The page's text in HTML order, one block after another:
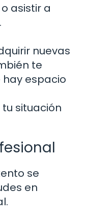
asistir a
nuevas
te
espacio
situación
se
en